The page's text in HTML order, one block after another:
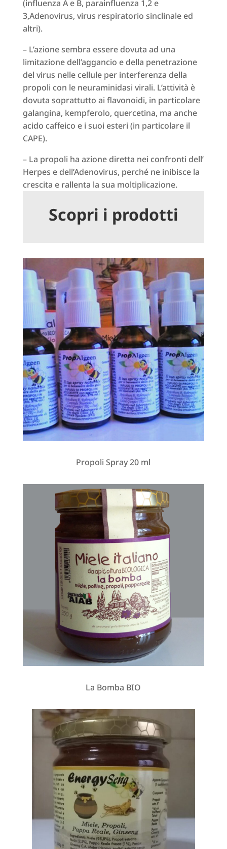
(influenza A e B, parainfluenza 1,2 e
3,Adenovirus, virus respiratorio sinclinale ed
altri).
– L’azione sembra essere dovuta ad una
limitazione dell’aggancio e della penetrazione
del virus nelle cellule per interferenza della
propoli con le neuraminidasi virali. L’attività è
dovuta soprattutto ai flavonoidi, in particolare
galangina, kempferolo, quercetina, ma anche
acido caffeico e i suoi esteri (in particolare il
CAPE).
– La propoli ha azione diretta nei confronti dell’
Herpes e dell’Adenovirus, perché ne inibisce la
crescita e rallenta la sua moltiplicazione.
Scopri i prodotti
Propoli Spray 20 ml
La Bomba BIO